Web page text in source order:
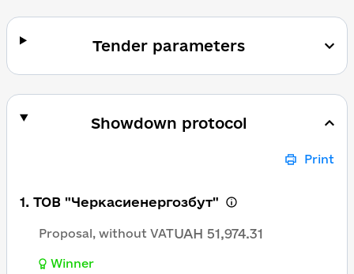
Tender parameters
Showdown protocol
Print
1. ТОВ "Черкасиенергозбут"
Proposal, without VATUAH 51,974.31
Winner